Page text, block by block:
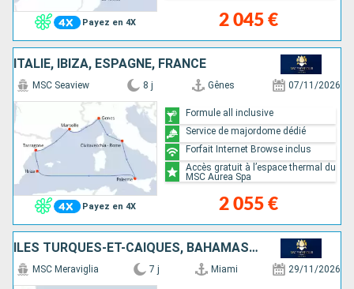
Payez en 4X 2 045 €
ITALIE, IBIZA, ESPAGNE, FRANCE
Payez en 4X
MSC Seaview 8 j Gênes 07/11/2026
2 055 €
Formule all inclusive
Service de majordome dédié
Forfait Internet Browse inclus
Accès gratuit à l’espace thermal du
MSC Aurea Spa
ÎLES TURQUES-ET-CAÏQUES, BAHAMAS, ÉTATS-UNIS
MSC Meraviglia 7 j Miami 29/11/2026